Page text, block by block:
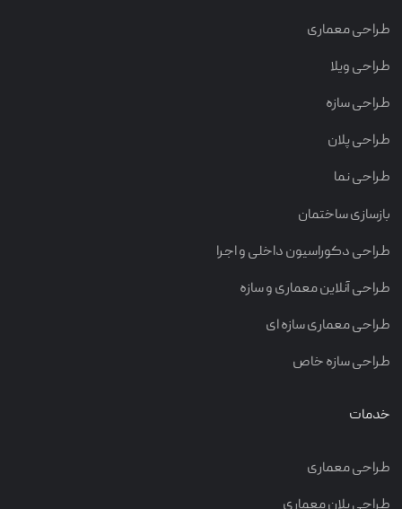
طراحی معماری
طراحی ویلا
طراحی سازه
طراحی پلان
طراحی نما
بازسازی ساختمان
طراحی دکوراسیون داخلی و اجرا
طراحی آنلاین معماری و سازه
طراحی معماری سازه ای
طراحی سازه خاص
خدمات
طراحی معماری